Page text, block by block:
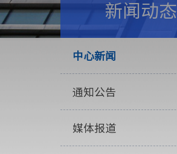
新闻动态
中心新闻
通知公告
媒体报道